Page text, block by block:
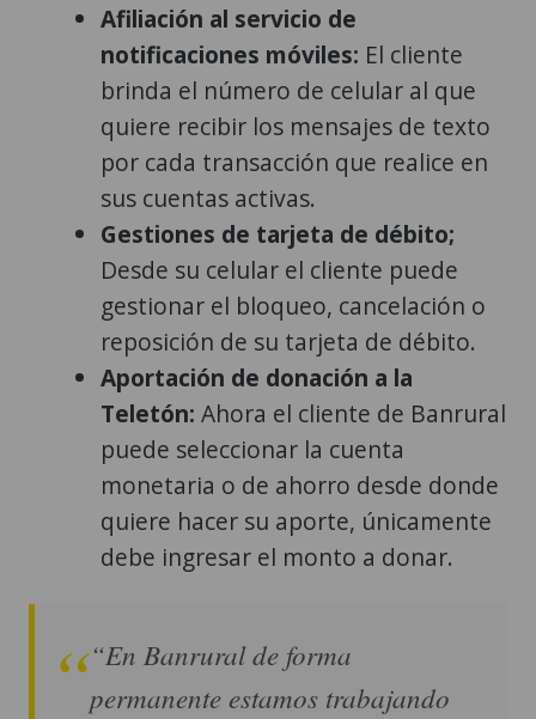
Afiliación al servicio de
notificaciones móviles: El cliente
brinda el número de celular al que
quiere recibir los mensajes de texto
por cada transacción que realice en
sus cuentas activas.
Gestiones de tarjeta de débito;
Desde su celular el cliente puede
gestionar el bloqueo, cancelación o
reposición de su tarjeta de débito.
Aportación de donación a la
Teletón: Ahora el cliente de Banrural
puede seleccionar la cuenta
monetaria o de ahorro desde donde
quiere hacer su aporte, únicamente
debe ingresar el monto a donar.
“En Banrural de forma
permanente estamos trabajando